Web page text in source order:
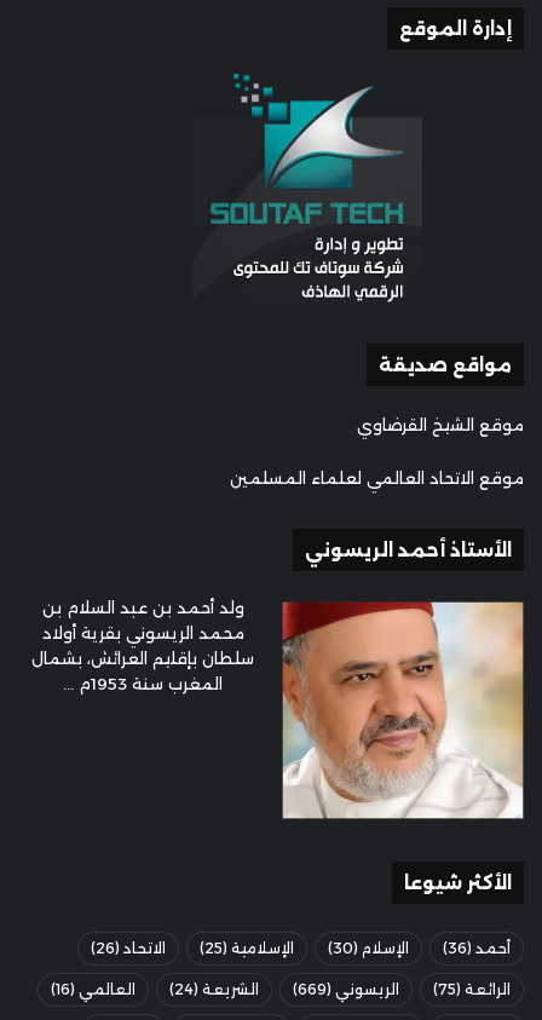
إدارة الموقع
مواقع صديقة
موقع الشيخ القرضاوي
موقع الاتحاد العالمي لعلماء المسلمين
الأستاذ أحمد الريسوني
ولد أحمد بن عبد السلام بن
محمد الريسوني بقرية أولاد
سلطان بإقليم العرائش، بشمال
المغرب سنة 1953م ...
الأكثر شيوعا
أحمد (36) الإسلام (30) الإسلامية (25) الاتحاد (26)
الرائعة (75) الريسوني (669) الشريعة (24) العالمي (16)